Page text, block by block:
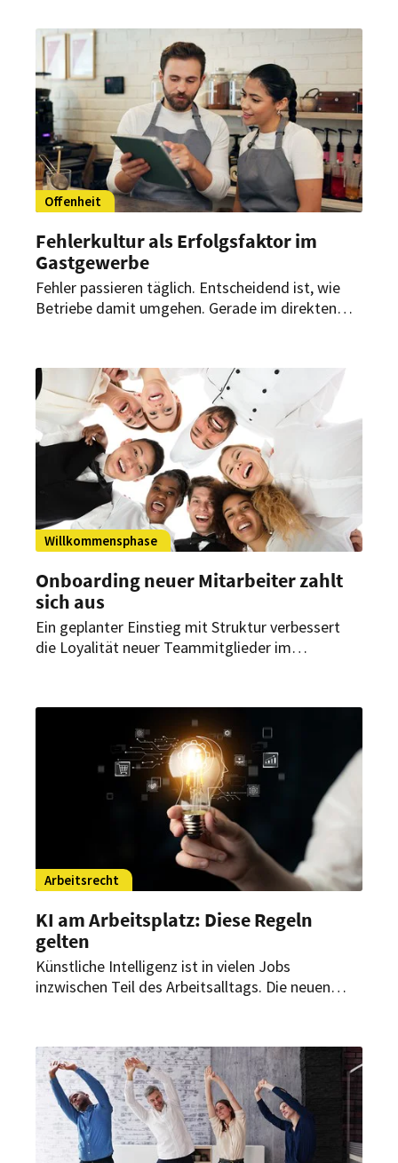
Offenheit
Fehlerkultur als Erfolgsfaktor im
Gastgewerbe
Fehler passieren täglich. Entscheidend ist, wie
Betriebe damit umgehen. Gerade im direkten
Bewertungen aus. Wer offen damit umgeht und
daraus lernt, verschafft sich klare Vorteile im
Wettbewerb um Mitarbeiter und Gäste.
Willkommensphase
Onboarding neuer Mitarbeiter zahlt
sich aus
Ein geplanter Einstieg mit Struktur verbessert
die Loyalität neuer Teammitglieder im
Arbeitsrecht
KI am Arbeitsplatz: Diese Regeln
gelten
Künstliche Intelligenz ist in vielen Jobs
inzwischen Teil des Arbeitsalltags. Die neuen
müssen.